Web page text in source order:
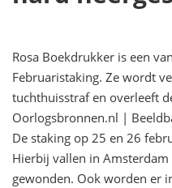
Rosa Boekdrukker is een
Februaristaking. Ze wordt
tuchthuisstraf en overleeft
Oorlogsbronnen.nl |
De staking op 25 en 26
Hierbij vallen in
gewonden. Ook worden er